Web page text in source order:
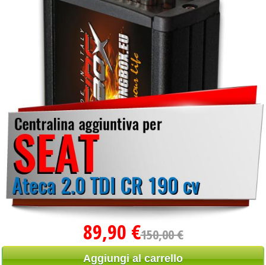
89,90 €150,00 €
Aggiungi al carrello